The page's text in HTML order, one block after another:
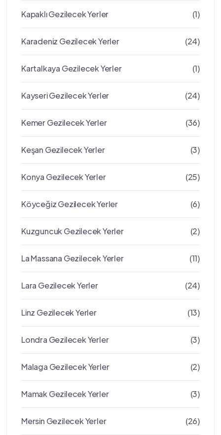
Kapaklı Gezilecek Yerler (1)
Karadeniz Gezilecek Yerler (24)
Kartalkaya Gezilecek Yerler (1)
Kayseri Gezilecek Yerler (24)
Kemer Gezilecek Yerler (36)
Keşan Gezilecek Yerler (3)
Konya Gezilecek Yerler (25)
Köyceğiz Gezilecek Yerler (6)
Kuzguncuk Gezilecek Yerler (2)
La Massana Gezilecek Yerler (11)
Lara Gezilecek Yerler (24)
Linz Gezilecek Yerler (13)
Londra Gezilecek Yerler (3)
Malaga Gezilecek Yerler (2)
Mamak Gezilecek Yerler (3)
Mersin Gezilecek Yerler (26)